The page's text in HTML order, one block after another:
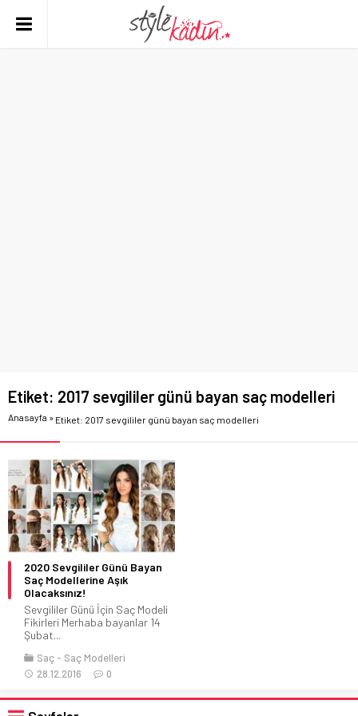
Etiket: 2017 sevgililer günü bayan saç modelleri
Anasayfa » Etiket: 2017 sevgililer günü bayan saç modelleri
2020 Sevgililer Günü Bayan
Saç Modellerine Aşık
Olacaksınız!
Sevgililer Günü İçin Saç Modeli
Fikirleri Merhaba bayanlar 14
Şubat...
Saç
Saç Modelleri
28.12.2016
0